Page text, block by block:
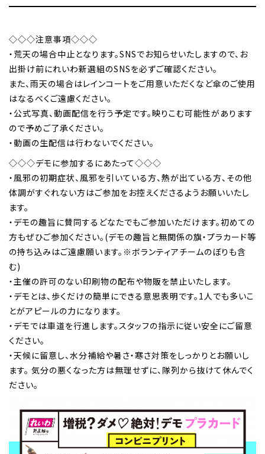
◇◇◇注意事項◇◇◇
・荒天の場合中止となります。SNSでお知らせいたしますので、お
出掛け前にれいわ新選組のSNSを必ずご確認ください。
また、雨天の場合はレインコートをご用意いただくなど傘のご使用
はなるべくご遠慮ください。
・公式写真、動画配信を行う予定です。映りこむ可能性があります
ので予めご了承ください。
・動画の生配信は行わないでください。
◇◇◇デモに参加するにあたって◇◇◇
・風邪の初期症状、風邪を引いている方、熱が出ている方、その他
体調がすぐれない方はご参加をお控えくださるようお願いいたし
ます。
・デモの趣旨に賛同するどなたでもご参加いただけます。初めての
方もぜひご参加ください。(デモの趣旨と無関係の旗・プラカード等
の持ち込みはご遠慮願います。※ボランティアチームのぼりも含
む)
・主催の許可のない印刷物の配布や物販を禁止いたします。
・デモとは、歩くだけの簡単にできる意思表明です。1人でも多いこ
とがアピールの力になります。
・デモでは車道を行進します。スタッフの指示に従い安全にご留意
ください。
・天候に留意し、水分補給や暑さ・寒さ対策をしっかりとお願いし
ます。 気分の悪くなった方は無理せずに、隊列から抜けて休んでく
ださい。